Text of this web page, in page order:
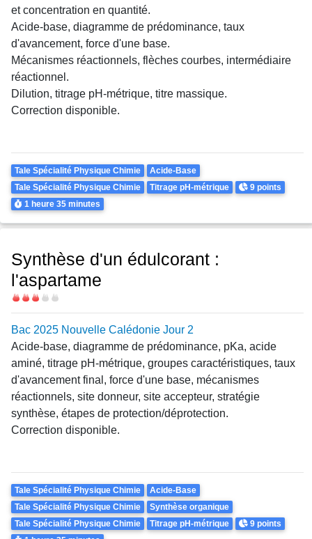
et concentration en quantité.
Acide-base, diagramme de prédominance, taux
d'avancement, force d'une base.
Mécanismes réactionnels, flèches courbes, intermédiaire
réactionnel.
Dilution, titrage pH-métrique, titre massique.
Correction disponible.
Theme
Tale Spécialité Physique Chimie
Acide-Base
Tale Spécialité Physique Chimie
Titrage pH-métrique Points
9 points
Durée
1 heure 35 minutes
Synthèse d'un édulcorant :
l'aspartame
Difficulté
Bac 2025 Nouvelle Calédonie Jour 2
Acide-base, diagramme de prédominance, pKa, acide
aminé, titrage pH-métrique, groupes caractéristiques, taux
d'avancement final, force d'une base, mécanismes
réactionnels, site donneur, site accepteur, stratégie
synthèse, étapes de protection/déprotection.
Correction disponible.
Theme
Tale Spécialité Physique Chimie
Acide-Base
Tale Spécialité Physique Chimie
Synthèse organique
Tale Spécialité Physique Chimie
Titrage pH-métrique Points
9 points